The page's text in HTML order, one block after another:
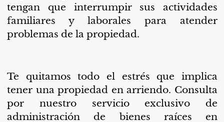
tengan que interrumpir sus actividades
familiares y laborales para atender
problemas de la propiedad.
Te quitamos todo el estrés que implica
tener una propiedad en arriendo. Consulta
por nuestro servicio exclusivo de
administración de bienes raíces en